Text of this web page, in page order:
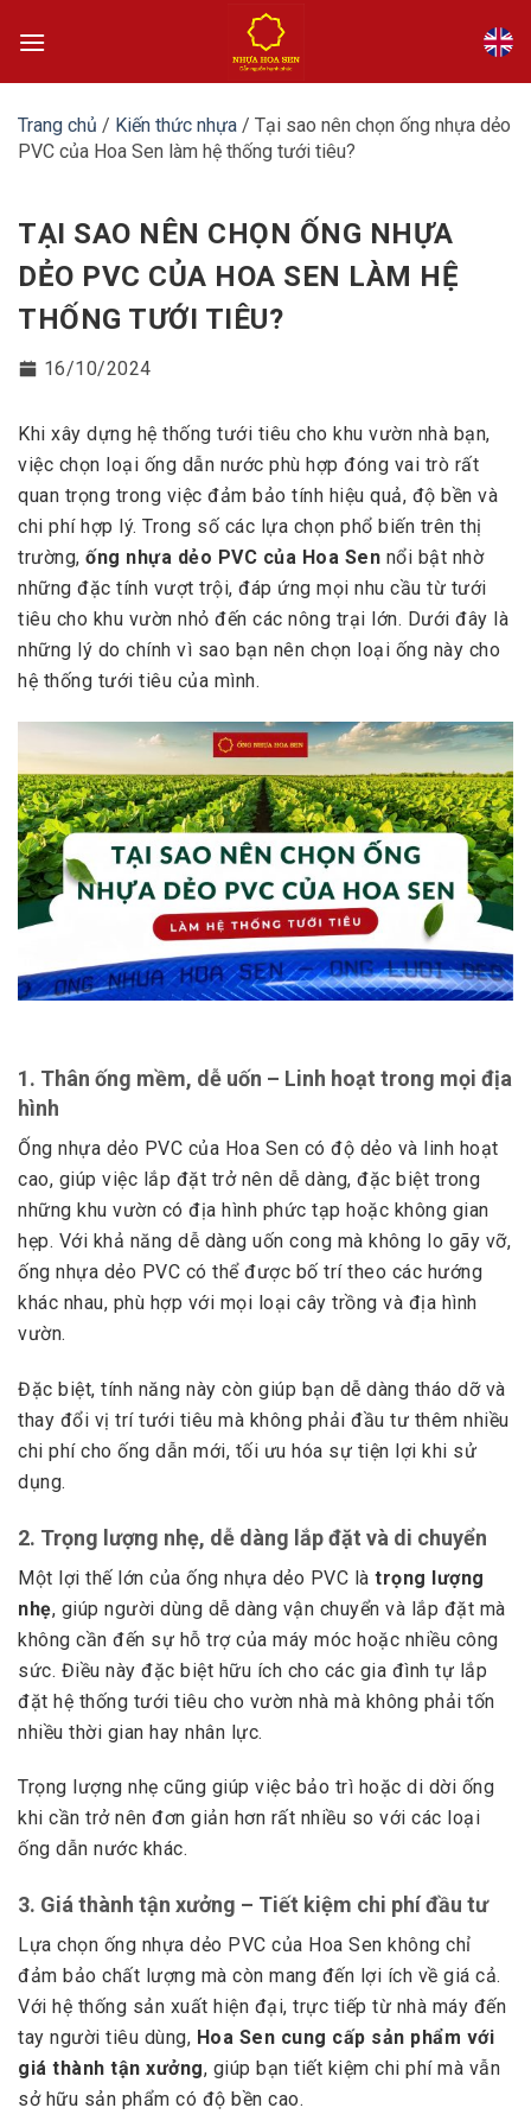
qua
dung
Trang chủ / Kiến thức nhựa / Tại sao nên chọn ống nhựa dẻo
PVC của Hoa Sen làm hệ thống tưới tiêu?
TẠI SAO NÊN CHỌN ỐNG NHỰA
DẺO PVC CỦA HOA SEN LÀM HỆ
THỐNG TƯỚI TIÊU?
16/10/2024
Khi xây dựng hệ thống tưới tiêu cho khu vườn nhà bạn,
việc chọn loại ống dẫn nước phù hợp đóng vai trò rất
quan trọng trong việc đảm bảo tính hiệu quả, độ bền và
chi phí hợp lý. Trong số các lựa chọn phổ biến trên thị
trường, ống nhựa dẻo PVC của Hoa Sen nổi bật nhờ
những đặc tính vượt trội, đáp ứng mọi nhu cầu từ tưới
tiêu cho khu vườn nhỏ đến các nông trại lớn. Dưới đây là
những lý do chính vì sao bạn nên chọn loại ống này cho
hệ thống tưới tiêu của mình.
1. Thân ống mềm, dễ uốn – Linh hoạt trong mọi địa
hình
Ống nhựa dẻo PVC của Hoa Sen có độ dẻo và linh hoạt
cao, giúp việc lắp đặt trở nên dễ dàng, đặc biệt trong
những khu vườn có địa hình phức tạp hoặc không gian
hẹp. Với khả năng dễ dàng uốn cong mà không lo gãy vỡ,
ống nhựa dẻo PVC có thể được bố trí theo các hướng
khác nhau, phù hợp với mọi loại cây trồng và địa hình
vườn.
Đặc biệt, tính năng này còn giúp bạn dễ dàng tháo dỡ và
thay đổi vị trí tưới tiêu mà không phải đầu tư thêm nhiều
chi phí cho ống dẫn mới, tối ưu hóa sự tiện lợi khi sử
dụng.
2. Trọng lượng nhẹ, dễ dàng lắp đặt và di chuyển
Một lợi thế lớn của ống nhựa dẻo PVC là trọng lượng
nhẹ, giúp người dùng dễ dàng vận chuyển và lắp đặt mà
không cần đến sự hỗ trợ của máy móc hoặc nhiều công
sức. Điều này đặc biệt hữu ích cho các gia đình tự lắp
đặt hệ thống tưới tiêu cho vườn nhà mà không phải tốn
nhiều thời gian hay nhân lực.
Trọng lượng nhẹ cũng giúp việc bảo trì hoặc di dời ống
khi cần trở nên đơn giản hơn rất nhiều so với các loại
ống dẫn nước khác.
3. Giá thành tận xưởng – Tiết kiệm chi phí đầu tư
Lựa chọn ống nhựa dẻo PVC của Hoa Sen không chỉ
đảm bảo chất lượng mà còn mang đến lợi ích về giá cả.
Với hệ thống sản xuất hiện đại, trực tiếp từ nhà máy đến
tay người tiêu dùng, Hoa Sen cung cấp sản phẩm với
giá thành tận xưởng, giúp bạn tiết kiệm chi phí mà vẫn
sở hữu sản phẩm có độ bền cao.